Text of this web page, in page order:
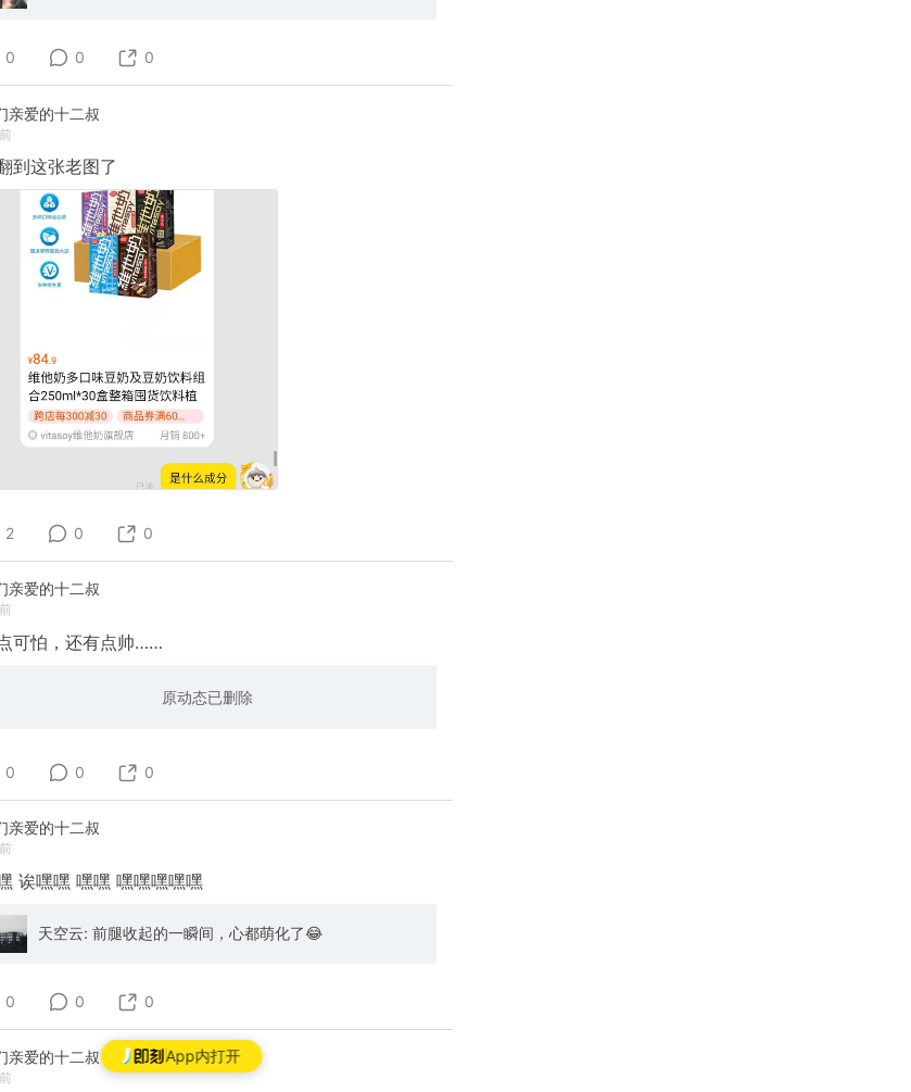
App内打开
0 0 0
亲爱的十二叔
到这张老图了
2 0 0
亲爱的十二叔
可怕，还有点帅……
原动态已删除
0 0 0
亲爱的十二叔
诶嘿嘿 嘿嘿 嘿嘿嘿嘿嘿
天空云: 前腿收起的一瞬间，心都萌化了😂
0 0 0
亲爱的十二叔